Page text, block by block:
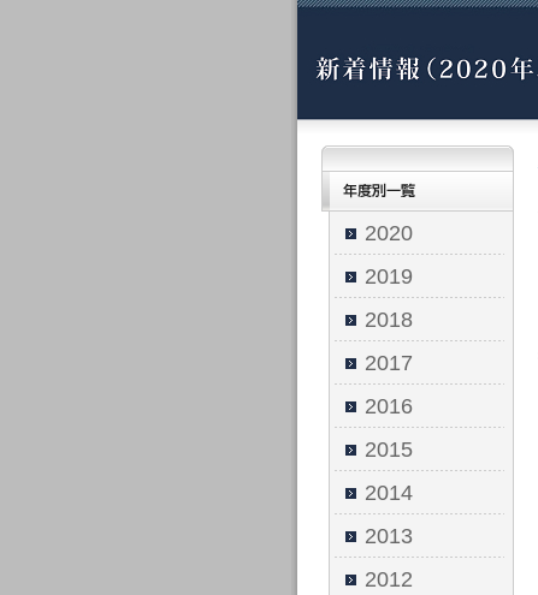
2020
2019
2018
2017
2016
2015
2014
2013
2012